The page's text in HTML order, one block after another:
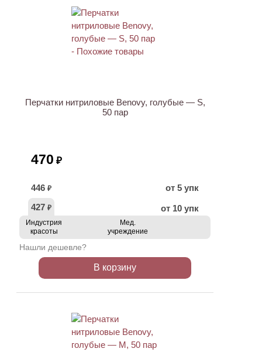
Перчатки нитриловые Benovy, голубые — S,
50 пар
470 ₽
446 ₽
от 5 упк
427 ₽ от 10 упк
Индустрия
красоты
Мед.
учреждение
Нашли дешевле?
В корзину